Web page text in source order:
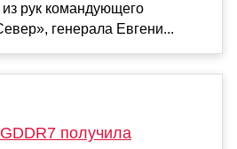
рук командующего
генерала Евгени...
получила